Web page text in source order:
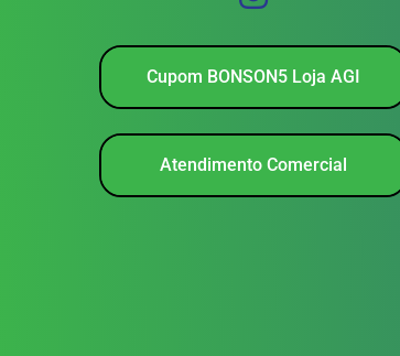
Cupom BONSON5 Loja AGI
Atendimento Comercial